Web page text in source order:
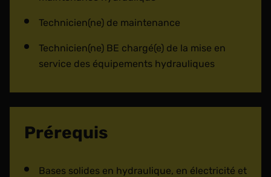
Technicien(ne) de maintenance
Technicien(ne) BE chargé(e) de la mise en
service des équipements hydrauliques
Prérequis
Bases solides en hydraulique, en électricité et